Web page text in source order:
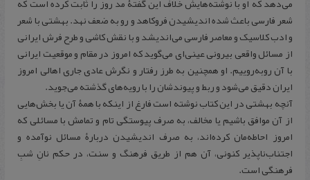
شعر فارسی باعث شده اندیشیدن فروکاهد و رو به ضعف نهد. بهشتی با شعر
و ادب کلاسیک و معاصر فارسی می‌اندیشد و با نقش کاشی و طرح فرش ایرانی
از مسائل واقعی بیرونی عینی‌ای می‌گوید که امروز در مقام و موقعیت ایرانی
با آن روبه‌روییم. او همچنین به طرز رفتار و نگرش عادی جاری اهالی امروز
ایران دقیق می‌شود و ربط و پیوندشان را با رویه‌های گذشته می‌جوید.
آنچه بهشتی در این کتاب نوشته است فارغ از اینکه با همۀ آن یا بخش‌هایی
از آن موافق باشیم یا مخالف، به صرف پیوستگی تام و تمامش با مسائلی که
امروز احاطه‌مان کرده‌اند، به صرف اندیشیدن دربارۀ مسائل نوآمده و
اجتناب‌ناپذیر کنونی، آن هم از طریق فرهنگ و سنت، در حکم نانِ شبِ
فرهنگی است.